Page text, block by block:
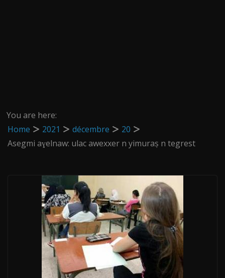
You are here:
Home
2021 décembre
20
Asegmi aɣelnaw: ulac awexxer n yimuraṣ n tegrest